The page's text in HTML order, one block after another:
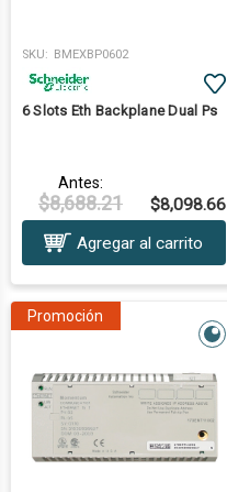
SKU: BMEXBP0602
6 Slots Eth Backplane Dual Ps
Antes:
$8,688.21
$8,098.66
Agregar al carrito
Promoción